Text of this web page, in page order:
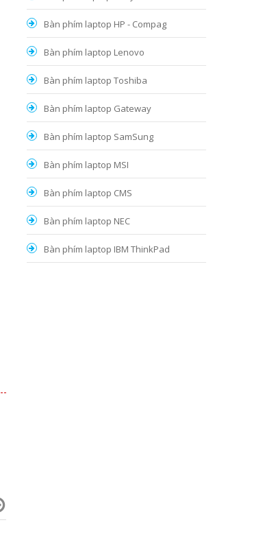
Bàn phím laptop HP - Compag
Bàn phím laptop Lenovo
Bàn phím laptop Toshiba
Bàn phím laptop Gateway
Bàn phím laptop SamSung
Bàn phím laptop MSI
Bàn phím laptop CMS
Bàn phím laptop NEC
Bàn phím laptop IBM ThinkPad